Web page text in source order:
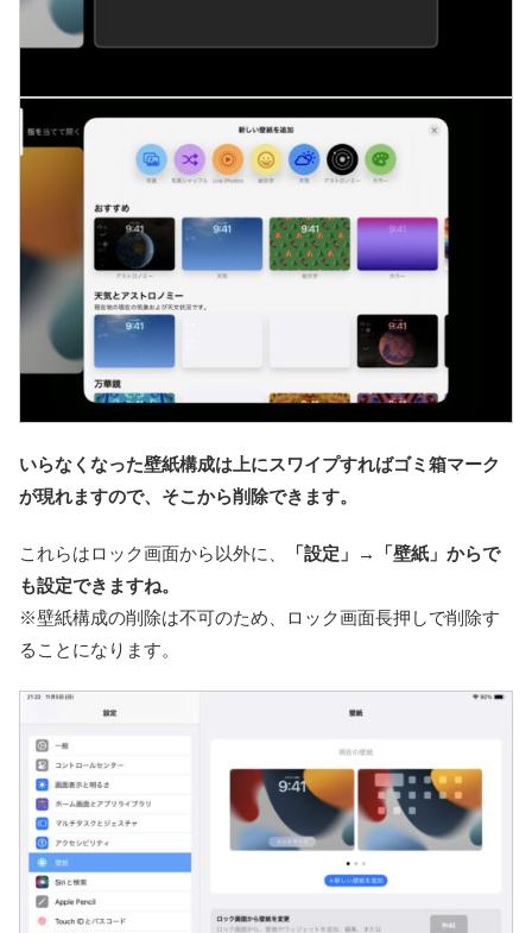
いらなくなった壁紙構成は上にスワイプすればゴミ箱マーク
が現れますので、そこから削除できます。
これらはロック画面から以外に、
「設定」→「壁紙」からで
も設定できますね。
※壁紙構成の削除は不可のため、ロック画面長押しで削除す
ることになります。